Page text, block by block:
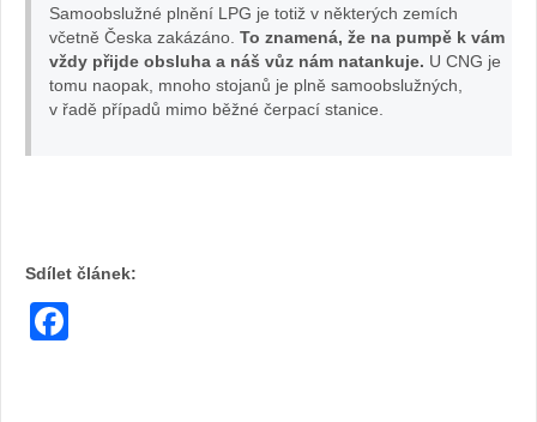
Samoobslužné plnění LPG je totiž v některých zemích
včetně Česka zakázáno. To znamená, že na pumpě k vám
vždy přijde obsluha a náš vůz nám natankuje. U CNG je
tomu naopak, mnoho stojanů je plně samoobslužných,
v řadě případů mimo běžné čerpací stanice.
Sdílet článek: